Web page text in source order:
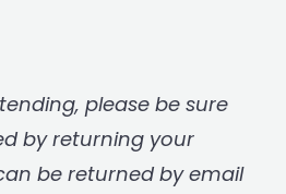
please be sure
by returning your
be returned by email